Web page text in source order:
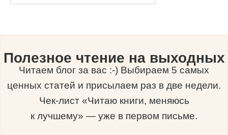
Полезное чтение на выходных
Читаем блог за вас :-) Выбираем 5 самых
ценных статей и присылаем раз в две недели.
Чек-лист «Читаю книги, меняюсь
к лучшему» — уже в первом письме.